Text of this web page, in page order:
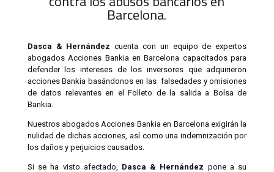
Barcelona.
Dasca & Hernándezcuenta con un equipo de expertos
abogados Acciones Bankia en Barcelona capacitados para
defender los intereses de los inversores que adquirieron
acciones Bankia basándonos en las falsedades y omisiones
de datos relevantes en el Folleto de la salida a Bolsa de
Bankia.
Nuestros abogados Acciones Bankia en Barcelona exigirán la
nulidad de dichas acciones, así como una indemnización por
los daños y perjuicios causados.
Si se ha visto afectado, Dasca & Hernández pone a su